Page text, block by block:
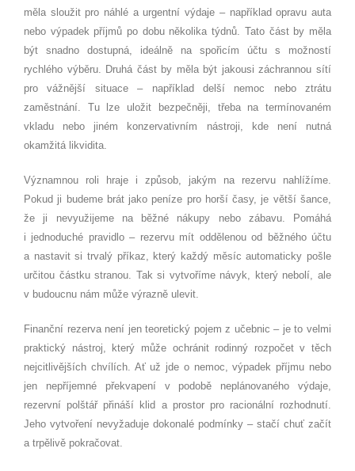
měla sloužit pro náhlé a urgentní výdaje – například opravu auta
nebo výpadek příjmů po dobu několika týdnů. Tato část by měla
být snadno dostupná, ideálně na spořicím účtu s možností
rychlého výběru. Druhá část by měla být jakousi záchrannou sítí
pro vážnější situace – například delší nemoc nebo ztrátu
zaměstnání. Tu lze uložit bezpečněji, třeba na termínovaném
vkladu nebo jiném konzervativním nástroji, kde není nutná
okamžitá likvidita.
Významnou roli hraje i způsob, jakým na rezervu nahlížíme.
Pokud ji budeme brát jako peníze pro horší časy, je větší šance,
že ji nevyužijeme na běžné nákupy nebo zábavu. Pomáhá
i jednoduché pravidlo – rezervu mít oddělenou od běžného účtu
a nastavit si trvalý příkaz, který každý měsíc automaticky pošle
určitou částku stranou. Tak si vytvoříme návyk, který nebolí, ale
v budoucnu nám může výrazně ulevit.
Finanční rezerva není jen teoretický pojem z učebnic – je to velmi
praktický nástroj, který může ochránit rodinný rozpočet v těch
nejcitlivějších chvílích. Ať už jde o nemoc, výpadek příjmu nebo
jen nepříjemné překvapení v podobě neplánovaného výdaje,
rezervní polštář přináší klid a prostor pro racionální rozhodnutí.
Jeho vytvoření nevyžaduje dokonalé podmínky – stačí chuť začít
a trpělivě pokračovat.